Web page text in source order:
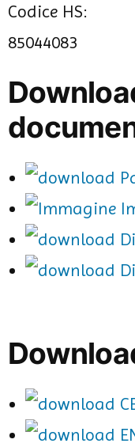
Codice HS:
85044083